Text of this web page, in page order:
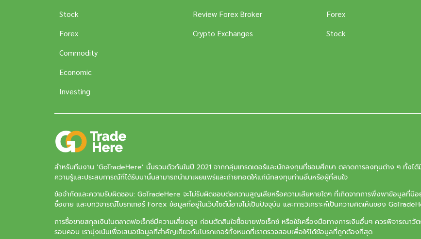
Stock
Forex
Commodity
Economic
Investing
Review Forex Broker
Crypto Exchanges
Forex
Stock
สำหรับทีมงาน ‘GoTradeHere’ นั้นรวมตัวกันในปี 2021 จากกลุ่มเทรดเดอร์และนักลงทุนที่ชอบศึกษา ตลาดการลงทุนต่าง ๆ ทั้ง
ความรู้และประสบการณ์ที่ได้รับมานั้นสามารถนำมาเผยแพร่และถ่ายทอดให้แก่นักลงทุนท่านอื่นหรือผู้ที่สนใจ
ข้อจำกัดและความรับผิดชอบ: GoTradeHere จะไม่รับผิดชอบต่อความสูญเสียหรือความเสียหายใดๆ ที่เกิดจากการพึ่งพาข้อมูลที่มี
ซื้อขาย และบทวิจารณ์โบรกเกอร์ Forex ข้อมูลที่อยู่ในเว็บไซต์นี้อาจไม่เป็นปัจจุบัน และการวิเคราะห์เป็นความคิดเห็นของ
การซื้อขายสกุลเงินในตลาดฟอเร็กซ์มีความเสี่ยงสูง ก่อนตัดสินใจซื้อขายฟอเร็กซ์ หรือใช้เครื่องมือทางการเงินอื่นๆ ควรพิจารณา
รอบคอบ เรามุ่งเน้นเพื่อเสนอข้อมูลที่สำคัญเกี่ยวกับโบรกเกอร์ทั้งหมดที่เราตรวจสอบเพื่อให้ได้ข้อมูลที่ถูกต้องที่สุด